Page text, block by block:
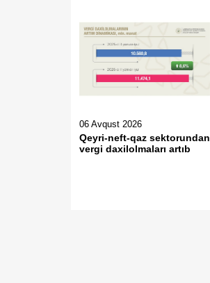
06 Avqust 2026
Qeyri-neft-qaz sektorundan
vergi daxilolmaları artıb